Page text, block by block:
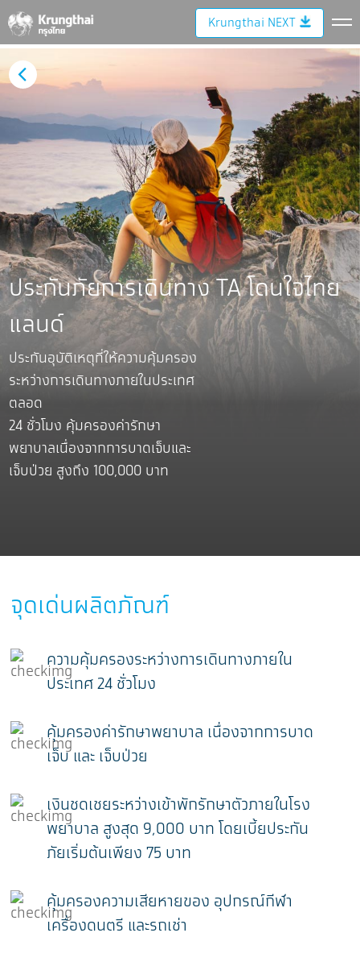
Krungthai NEXT
ประกันภัยการเดินทาง TA โดนใจไทย
แลนด์
ประกันอุบัติเหตุที่ให้ความคุ้มครอง
ระหว่างการเดินทางภายในประเทศ
ตลอด
24 ชั่วโมง คุ้มครองค่ารักษา
พยาบาลเนื่องจากการบาดเจ็บและ
เจ็บป่วย สูงถึง 100,000 บาท
จุดเด่นผลิตภัณฑ์
ความคุ้มครองระหว่างการเดินทางภายใน
ประเทศ 24 ชั่วโมง
คุ้มครองค่ารักษาพยาบาล เนื่องจากการบาด
เจ็บ และ เจ็บป่วย
เงินชดเชยระหว่างเข้าพักรักษาตัวภายในโรง
พยาบาล สูงสุด 9,000 บาท โดยเบี้ยประกัน
ภัยเริ่มต้นเพียง 75 บาท
คุ้มครองความเสียหายของ อุปกรณ์กีฬา
เครื่องดนตรี และรถเช่า